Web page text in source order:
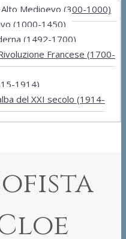
Medioevo (300-1000)
(1000-1450)
(1492-1700)
Francese (1700-
1914)
del XXI secolo (1914-